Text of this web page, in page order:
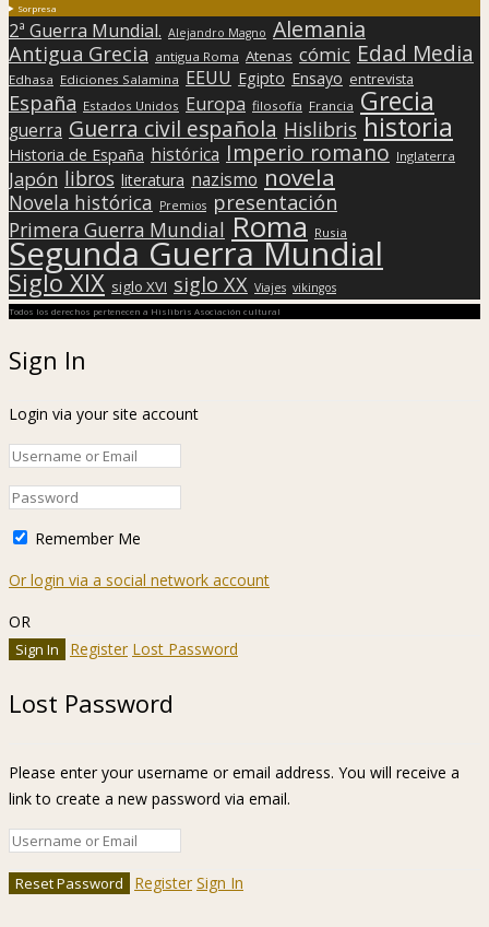
Sorpresa
2ª Guerra Mundial. Alejandro Magno Alemania
Antigua Grecia antigua Roma Atenas cómic Edad Media
Edhasa Ediciones Salamina EEUU Egipto Ensayo entrevista
España Estados Unidos Europa filosofía Francia Grecia
guerra Guerra civil española Hislibris historia
Historia de España histórica Imperio romano Inglaterra
Japón libros literatura nazismo novela
Novela histórica Premios presentación
Primera Guerra Mundial Roma Rusia
Segunda Guerra Mundial
Siglo XIX siglo XVI siglo XX Viajes vikingos
Todos los derechos pertenecen a Hislibris Asociación cultural
Sign In
Login via your site account
Remember Me
Or login via a social network account
OR
Register Lost Password
Lost Password
Please enter your username or email address. You will receive a
link to create a new password via email.
Register Sign In